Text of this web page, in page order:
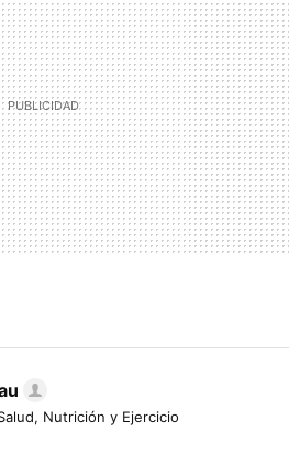
Nutrición y Ejercicio